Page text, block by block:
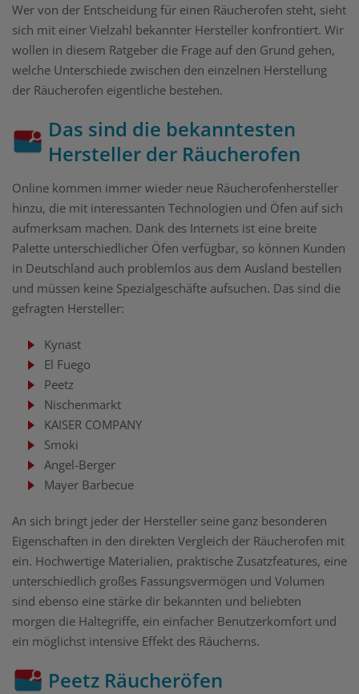
Wer von der Entscheidung für einen Räucherofen steht, sieht
sich mit einer Vielzahl bekannter Hersteller konfrontiert. Wir
wollen in diesem Ratgeber die Frage auf den Grund gehen,
welche Unterschiede zwischen den einzelnen Herstellung
der Räucherofen eigentliche bestehen.
Das sind die bekanntesten
Hersteller der Räucherofen
Online kommen immer wieder neue Räucherofenhersteller
hinzu, die mit interessanten Technologien und Öfen auf sich
aufmerksam machen. Dank des Internets ist eine breite
Palette unterschiedlicher Öfen verfügbar, so können Kunden
in Deutschland auch problemlos aus dem Ausland bestellen
und müssen keine Spezialgeschäfte aufsuchen. Das sind die
gefragten Hersteller:
Kynast
El Fuego
Peetz
Nischenmarkt
KAISER COMPANY
Smoki
Angel-Berger
Mayer Barbecue
An sich bringt jeder der Hersteller seine ganz besonderen
Eigenschaften in den direkten Vergleich der Räucherofen mit
ein. Hochwertige Materialien, praktische Zusatzfeatures, eine
unterschiedlich großes Fassungsvermögen und Volumen
sind ebenso eine stärke dir bekannten und beliebten
morgen die Haltegriffe, ein einfacher Benutzerkomfort und
ein möglichst intensive Effekt des Räucherns.
Peetz Räucheröfen